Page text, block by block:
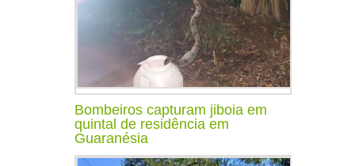
Bombeiros capturam jiboia em
quintal de residência em
Guaranésia